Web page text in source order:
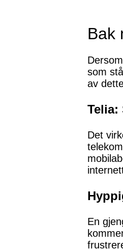
Bak
som
av
Telia:
Det
En